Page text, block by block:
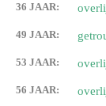
36 JAAR:
49 JAAR:
53 JAAR:
56 JAAR: